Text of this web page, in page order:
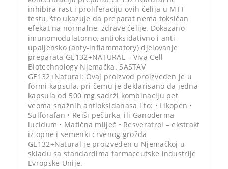
inhibira rast i proliferaciju ovih ćelija u MTT
testu, što ukazuje da preparat nema toksičan
efekat na normalne, zdrave ćelije. Dokazano
imunomodulatorno, antioksidativno i anti-
upaljensko (anty-inflammatory) djelovanje
preparata GE132+NATURAL – Viva Cell
Biotechnology Njemačka. SASTAV
GE132+Natural: Ovaj proizvod proizveden je u
formi kapsula, pri čemu je deklarisano da jedna
kapsula od 500 mg sadrži kombinaciju pet
veoma snažnih antioksidanasa i to: • Likopen •
Sulforafan • Reiši pečurka, ili Ganoderma
lucidum • Matična mliječ • Resveratrol – ekstrakt
iz opne i semenki crvenog grožđa
GE132+Natural je proizveden u Njemačkoj u
skladu sa standardima farmaceutske industrije
Evropske Unije.